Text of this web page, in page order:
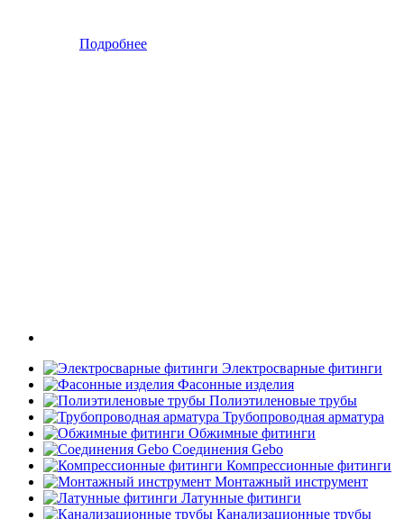
Подробнее
Электросварные фитинги
Фасонные изделия
Полиэтиленовые трубы
Трубопроводная арматура
Обжимные фитинги
Соединения Gebo
Компрессионные фитинги
Монтажный инструмент
Латунные фитинги
Канализационные трубы